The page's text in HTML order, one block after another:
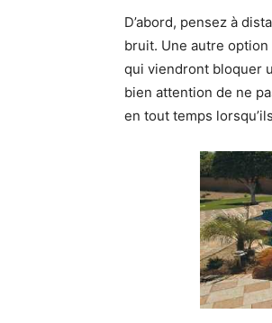
D’abord, pensez à
bruit. Une autre option
qui viendront bloquer
bien attention de ne
en tout temps